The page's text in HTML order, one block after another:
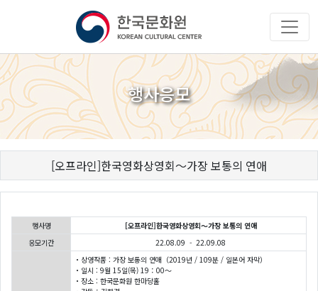
행사응모
[오프라인]한국영화상영회〜가장 보통의 연애
행사명
[오프라인]한국영화상영회〜가장 보통의 연애
응모기간
22.08.09 - 22.09.08
・상영작품 : 가장 보통의 연애（2019년 / 109분 / 일본어 자막）
・일시 : 9월 15일(목) 19：00～
・장소 : 한국문화원 한마당홀